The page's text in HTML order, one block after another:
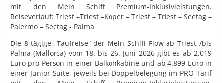
mit den Mein Schiff Premium-Inklusivleistungen.
Reiseverlauf: Triest –Triest –Koper – Triest – Triest – Seetag –
Palermo – Seetag - Palma
Die 8-tägige „Taufreise“ der Mein Schiff Flow ab Triest /bis
Palma (Mallorca) vom 18. bis 26. Juni 2026 gibt es ab 2.019
Euro pro Person in einer Balkonkabine und ab 4.899 Euro in
einer Junior Suite, jeweils bei Doppelbelegung im PRO-Tarif